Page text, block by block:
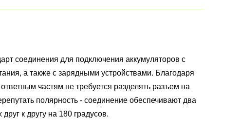
соединения для подключения аккумуляторов с
а также с зарядными устройствами. Благодаря
частям не требуется разделять разъем на
полярность - соединение обеспечивают два
к другу на 180 градусов.